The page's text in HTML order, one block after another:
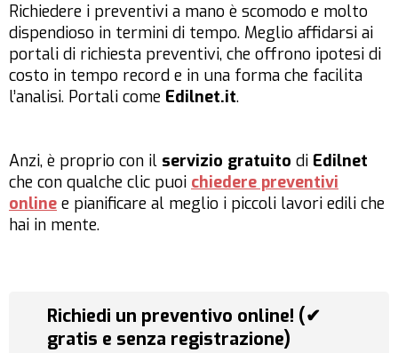
Richiedere i preventivi a mano è scomodo e molto
dispendioso in termini di tempo. Meglio affidarsi ai
portali di richiesta preventivi, che offrono ipotesi di
costo in tempo record e in una forma che facilita
l’analisi. Portali come Edilnet.it.
Anzi, è proprio con il servizio gratuito di Edilnet
che con qualche clic puoi chiedere preventivi
online e pianificare al meglio i piccoli lavori edili che
hai in mente.
Richiedi un preventivo online! (✔
gratis e senza registrazione)